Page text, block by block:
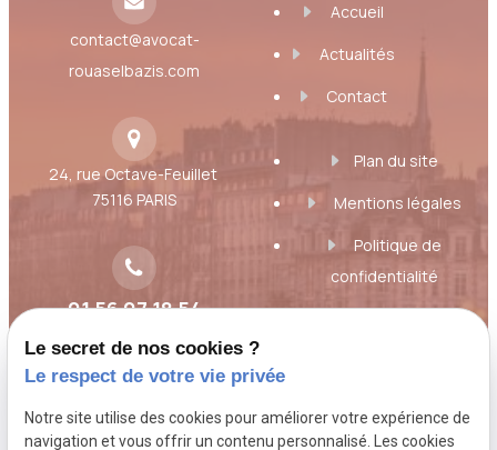
contact@avocat-
rouaselbazis.com
24, rue Octave-Feuillet
75116 PARIS
01 56 07 18 54
Accueil
Actualités
Contact
Plan du site
Mentions légales
Politique de
confidentialité
Gestion des cookies
A propos
Toujours à l'écoute des besoins et des
Le secret de nos cookies ?
Le respect de votre vie privée
Notre site utilise des cookies pour améliorer votre expérience de
navigation et vous offrir un contenu personnalisé. Les cookies